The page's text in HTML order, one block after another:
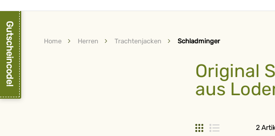
Home Herren Trachtenjacken Schladminger
Original
aus
Raster 2
Gutscheincode!